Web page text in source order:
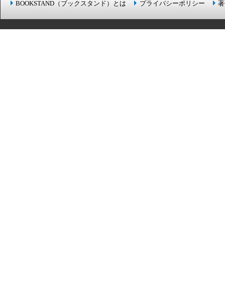
BOOKSTAND（ブックスタンド）とは プライバシーポリシー